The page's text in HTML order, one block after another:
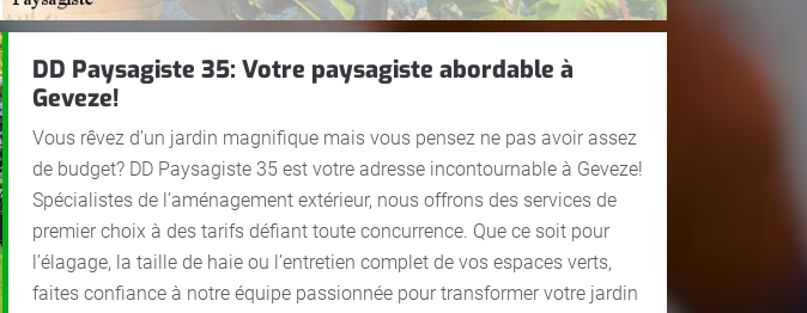
DD Paysagiste 35: Votre paysagiste abordable à
Geveze!
Vous rêvez d’un jardin magnifique mais vous pensez ne pas avoir assez
de budget? DD Paysagiste 35 est votre adresse incontournable à Geveze!
Spécialistes de l’aménagement extérieur, nous offrons des services de
premier choix à des tarifs défiant toute concurrence. Que ce soit pour
l’élagage, la taille de haie ou l’entretien complet de vos espaces verts,
faites confiance à notre équipe passionnée pour transformer votre jardin